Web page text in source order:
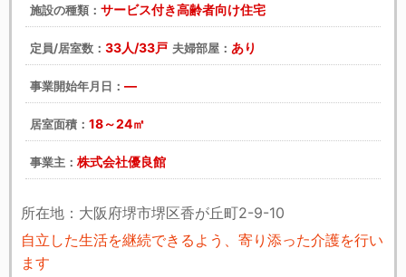
施設の種類： サービス付き高齢者向け住宅
定員/居室数： 33人/33戸 夫婦部屋： あり
事業開始年月日： ―
居室面積： 18～24㎡
事業主： 株式会社優良館
所在地：大阪府堺市堺区香が丘町2-9-10
自立した生活を継続できるよう、寄り添った介護を行い
ます